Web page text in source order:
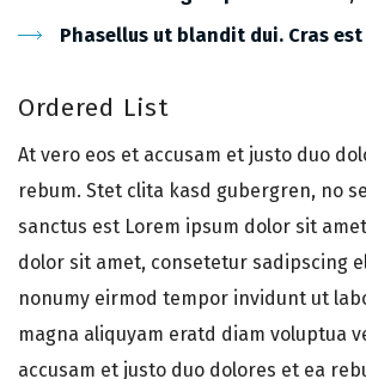
Phasellus ut blandit dui. Cras
Ordered List
At vero eos et accusam et justo duo
rebum. Stet clita kasd gubergren, no
sanctus est Lorem ipsum dolor sit
dolor sit amet, consetetur sadipscing
nonumy eirmod tempor invidunt ut
magna aliquyam eratd diam voluptua
accusam et justo duo dolores et ea